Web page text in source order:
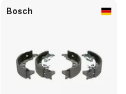
Bosch